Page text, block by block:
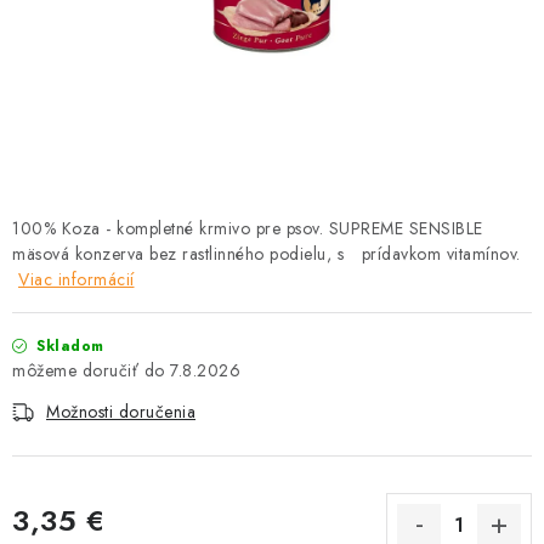
VONKAJŠIE VTÁCTVO
GELOREN KĽBOVÁ VÝŽIVA
CHOVATEĽSKÉ POTREBY
Kontakty Predajňa Útulky Bonusový program
100% Koza - kompletné krmivo pre psov. SUPREME SENSIBLE
mäsová konzerva bez rastlinného podielu, s prídavkom vitamínov.
Viac informácií
Skladom
7.8.2026
Možnosti doručenia
3,35 €